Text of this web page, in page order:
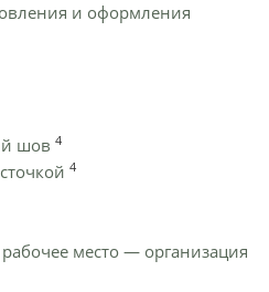
и оформления
шов 4
4
место — организация